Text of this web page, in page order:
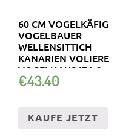
60 CM VOGELKÄFIG
VOGELBAUER
WELLENSITTICH
KANARIEN VOLIERE
VOGELHAUS IZA 2
OHNE
€43.40
KAUFE JETZT